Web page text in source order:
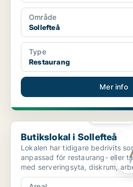
Område
Sollefteå
Type
Restaurang
Mer info
Butikslokal i Sollefteå
Butikslokal i Sollefteå
Lokalen har tidigare bedrivits
anpassad för restaurang- eller
med serveringsyta, diskrum,
...